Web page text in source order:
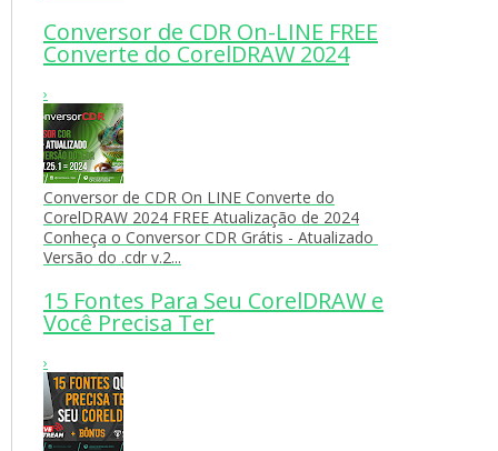
Conversor de CDR On-LINE FREE
Converte do CorelDRAW 2024
›
Conversor de CDR On LINE Converte do
CorelDRAW 2024 FREE Atualização de 2024
Conheça o Conversor CDR Grátis - Atualizado
Versão do .cdr v.2...
15 Fontes Para Seu CorelDRAW e
Você Precisa Ter
›